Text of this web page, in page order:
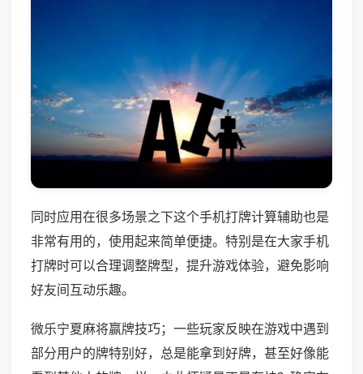
同时应用在很多场景之下这个手机打牌计算辅助也是
非常有用的，使用起来简单便捷。特别是在大家手机
打牌时可以合理调整牌型，提升游戏体验，避免影响
好友间互动乐趣。
微乐宁夏麻将赢牌技巧；一些玩家反映在游戏中遇到
部分用户的牌特别好，总是能拿到好牌，甚至好像能